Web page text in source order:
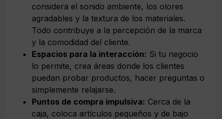
considera el sonido ambiente, los olores
agradables y la textura de los materiales.
Todo contribuye a la percepción de la marca
y la comodidad del cliente.
Espacios para la interacción: Si tu negocio
lo permite, crea áreas donde los clientes
puedan probar productos, hacer preguntas o
simplemente relajarse.
Puntos de compra impulsiva: Cerca de la
caja, coloca artículos pequeños y de bajo